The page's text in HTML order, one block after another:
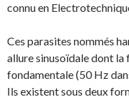
connu en
Ces parasites nommés
allure sinusoïdale dont la
fondamentale (50 Hz
Ils existent sous deux